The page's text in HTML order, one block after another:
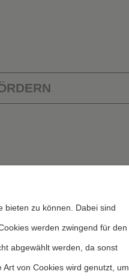
bieten zu können. Dabei sind
werden zwingend für den
abgewählt werden, da sonst
von Cookies wird genutzt, um